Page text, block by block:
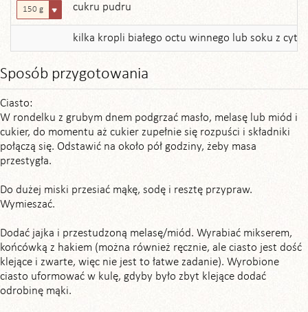
150 g cukru pudru
kilka kropli białego octu winnego lub soku z
Sposób przygotowania
Ciasto:
W rondelku z grubym dnem podgrzać masło, melasę lub miód i
cukier, do momentu aż cukier zupełnie się rozpuści i składniki
połączą się. Odstawić na około pół godziny, żeby masa
przestygła.
Do dużej miski przesiać mąkę, sodę i resztę przypraw.
Wymieszać.
Dodać jajka i przestudzoną melasę/miód. Wyrabiać mikserem,
końcówką z hakiem (można również ręcznie, ale ciasto jest dość
klejące i zwarte, więc nie jest to łatwe zadanie). Wyrobione
ciasto uformować w kulę, gdyby było zbyt klejące dodać
odrobinę mąki.